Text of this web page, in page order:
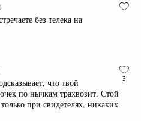
без телека на
3
что твой
по нычкам трахвозит. Стой
при свидетелях, никаких